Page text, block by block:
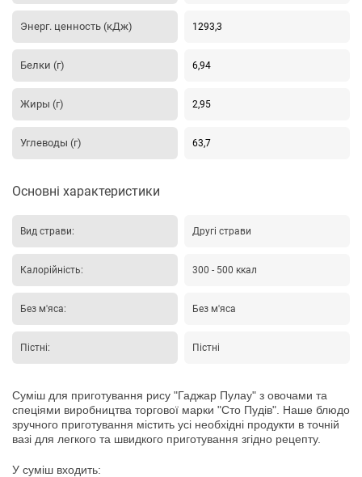
Энерг. ценность (кДж) 1293,3
Белки (г) 6,94
Жиры (г) 2,95
Углеводы (г) 63,7
Основні характеристики
Вид страви: Другі страви
Калорійність: 300 - 500 ккал
Без м'яса: Без м'яса
Пістні: Пістні
Суміш для приготування рису "Гаджар Пулау" з овочами та
спеціями виробництва торгової марки "Сто Пудів". Наше блюдо
зручного приготування містить усі необхідні продукти в точній
вазі для легкого та швидкого приготування згідно рецепту.
У суміш входить: